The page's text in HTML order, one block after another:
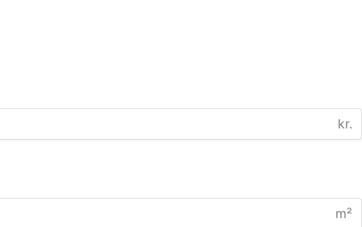
kr.
m²